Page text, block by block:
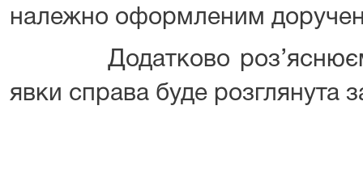
належно оформленим
Додатково
явки справа буде розглянута